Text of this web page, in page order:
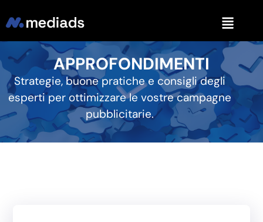
APPROFONDIMENTI
Strategie, buone pratiche e consigli degli
esperti per ottimizzare le vostre campagne
pubblicitarie.